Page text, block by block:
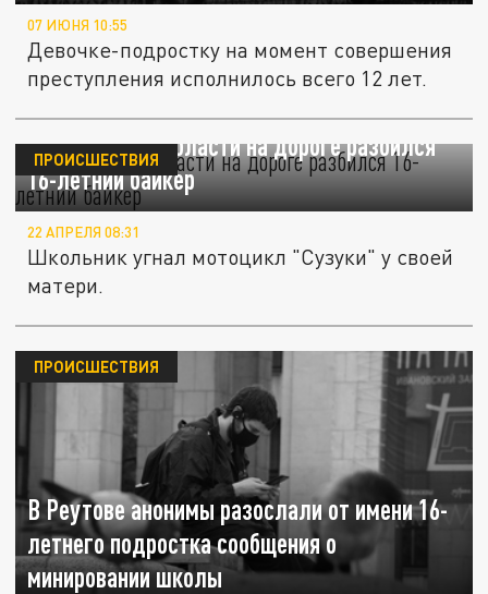
07 ИЮНЯ 10:55
Девочке-подростку на момент совершения
преступления исполнилось всего 12 лет.
В Ростовской области на дороге разбился
16-летний байкер
ПРОИСШЕСТВИЯ
22 АПРЕЛЯ 08:31
Школьник угнал мотоцикл "Сузуки" у своей
матери.
В Реутове анонимы разослали от имени 16-
летнего подростка сообщения о
минировании школы
ПРОИСШЕСТВИЯ